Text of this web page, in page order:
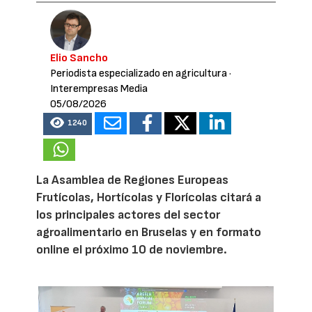
Elio Sancho
Periodista especializado en agricultura·
Interempresas Media
05/08/2026
1240
La Asamblea de Regiones Europeas
Frutícolas, Hortícolas y Florícolas citará a
los principales actores del sector
agroalimentario en Bruselas y en formato
online el próximo 10 de noviembre.